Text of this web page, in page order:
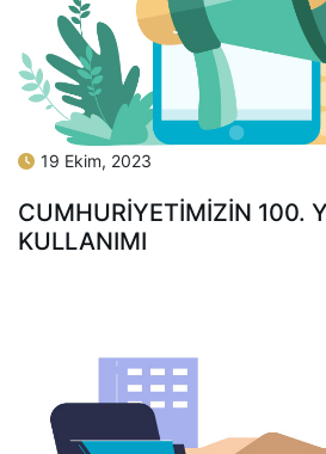
19 Ekim, 2023
CUMHURİYETİMİZİN 100.
KULLANIMI